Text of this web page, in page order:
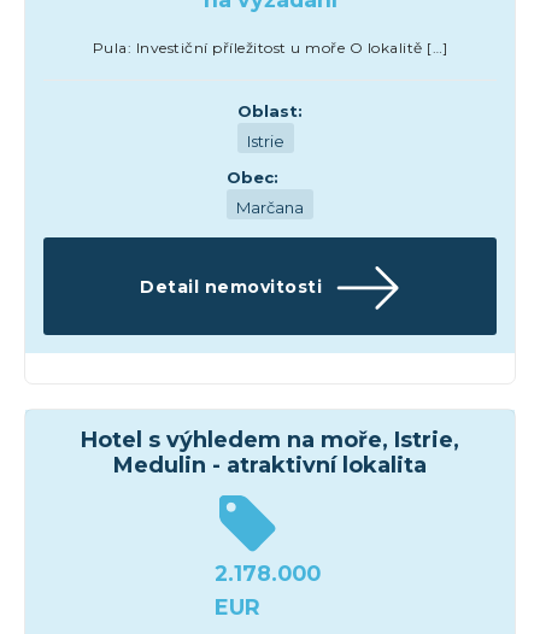
Pula: Investiční příležitost u moře O lokalitě […]
Oblast:
Istrie
Obec:
Marčana
Detail nemovitosti
Hotel s výhledem na moře, Istrie,
Medulin - atraktivní lokalita
2.178.000
EUR